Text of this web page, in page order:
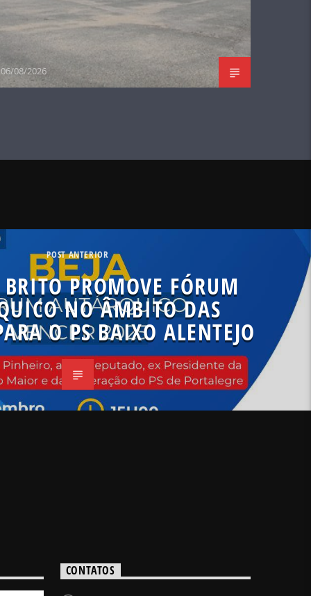
06/08/2026
POST ANTERIOR
PROMOVE FÓRUM
NO ÂMBITO DAS
O PS BAIXO ALENTEJO
CONTATOS